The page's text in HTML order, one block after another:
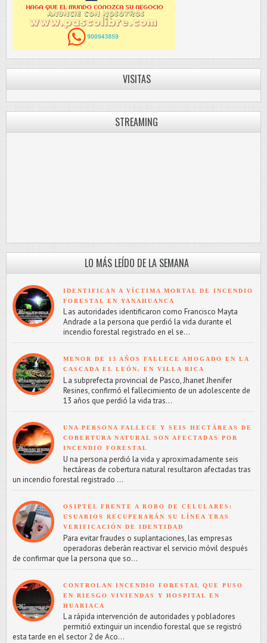
VISITAS
STREAMING
LO MÁS LEÍDO DE LA SEMANA
IDENTIFICAN A VÍCTIMA MORTAL DE INCENDIO
FORESTAL EN YANAHUANCA
L as autoridades identificaron como Francisco Mayta
Andrade a la persona que perdió la vida durante el
incendio forestal registrado en el se...
MENOR DE 13 AÑOS FALLECE AHOGADO EN LA
CASCADA EL LEÓN, EN VILLA RICA
L a subprefecta provincial de Pasco, Jhanet Jhenifer
Resines, confirmó el fallecimiento de un adolescente de
13 años que perdió la vida tras...
UNA PERSONA FALLECE Y SEIS HECTÁREAS DE
COBERTURA NATURAL SON AFECTADAS POR
INCENDIO FORESTAL
U na persona perdió la vida y aproximadamente seis
hectáreas de cobertura natural resultaron afectadas tras
un incendio forestal registrado ...
OSIPTEL FRENTE A ROBO DE CELULARES:
USUARIOS RECUPERARÁN SU LÍNEA TRAS
VERIFICACIÓN DE IDENTIDAD
Para evitar fraudes o suplantaciones, las empresas
operadoras deberán reactivar el servicio móvil después
de confirmar que la persona que so...
CONTROLAN INCENDIO FORESTAL QUE PUSO
EN RIESGO VIVIENDAS Y HOSPITAL EN
HUARIACA
L a rápida intervención de autoridades y pobladores
permitió extinguir un incendio forestal que se registró
esta tarde en el sector 2 de Aco...